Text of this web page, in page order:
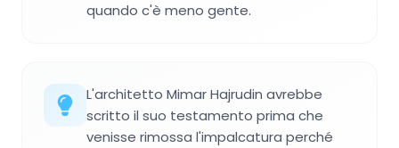
quando c'è meno gente.
L'architetto Mimar Hajrudin avrebbe
scritto il suo testamento prima che
venisse rimossa l'impalcatura perché